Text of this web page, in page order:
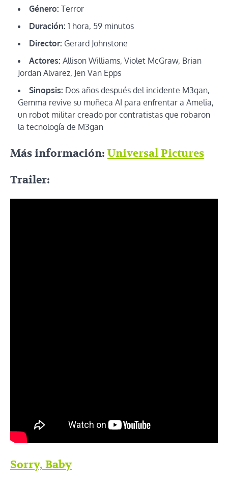
Género: Terror
Duración: 1 hora, 59 minutos
Director: Gerard Johnstone
Actores: Allison Williams, Violet McGraw, Brian
Jordan Alvarez, Jen Van Epps
Sinopsis: Dos años después del incidente M3gan,
Gemma revive su muñeca AI para enfrentar a Amelia,
un robot militar creado por contratistas que robaron
la tecnología de M3gan
Más información: Universal Pictures
Trailer:
Sorry, Baby